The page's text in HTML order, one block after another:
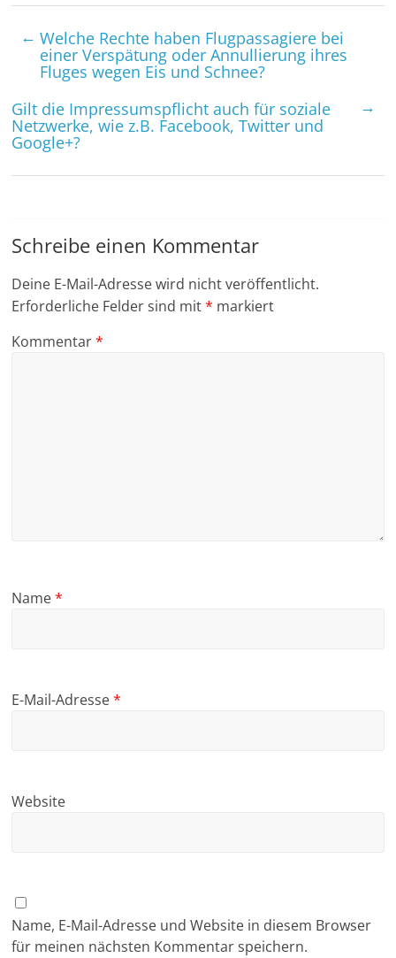
← Welche Rechte haben Flugpassagiere bei
einer Verspätung oder Annullierung ihres
Fluges wegen Eis und Schnee?
Gilt die Impressumspflicht auch für soziale
Netzwerke, wie z.B. Facebook, Twitter und
Google+?
→
Schreibe einen Kommentar
Deine E-Mail-Adresse wird nicht veröffentlicht.
Erforderliche Felder sind mit* markiert
Kommentar*
Name*
E-Mail-Adresse*
Website
Name, E-Mail-Adresse und Website in diesem Browser
für meinen nächsten Kommentar speichern.